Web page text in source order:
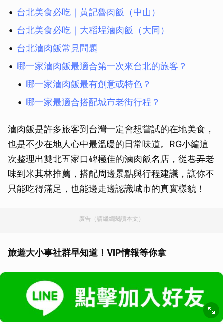
台北美食必吃｜黃記魯肉飯（中山）
台北美食必吃｜大稻埕滷肉飯（大同）
台北滷肉飯常見問題
哪一家滷肉飯最適合第一次來台北的旅客？
哪一家滷肉飯最有創意或特色？
哪一家最適合搭配城市老街行程？
滷肉飯是許多旅客到台灣一定會想嘗試的在地美食，
也是不少在地人心中最溫暖的日常味道。RG小編這
次整理出雙北五家口碑極佳的滷肉飯名店，從巷弄老
味到米其林推薦，搭配周邊景點與行程建議，讓你不
只能吃得滿足，也能邊走邊認識城市的真實樣貌！
廣告（請繼續閱讀本文）
旅遊大小事社群早知道！VIP情報等你拿